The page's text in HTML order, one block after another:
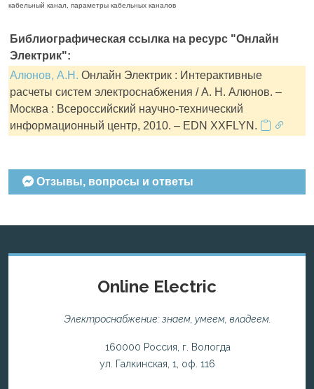
кабельный канал, параметры кабельных каналов
Библиографическая ссылка на ресурс "Онлайн
Электрик":
Алюнов, А.Н. Онлайн Электрик : Интерактивные
расчеты систем электроснабжения / А. Н. Алюнов. –
Москва : Всероссийский научно-технический
информационный центр, 2010. – EDN XXFLYN.
Отзывы, вопросы и ответы
Online Electric
Электроснабжение: знаем, умеем, владеем.
160000 Россия, г. Вологда
ул. Галкинская, 1, оф. 116